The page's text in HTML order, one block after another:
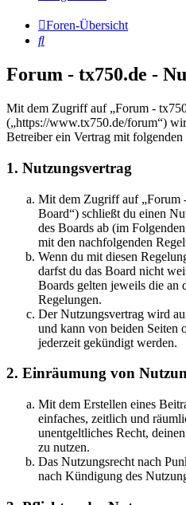
Foren-Übersicht
Suche
Forum - tx750.de -
Mit dem Zugriff auf „Forum -
(„https://www.tx750.de/forum“)
Betreiber ein Vertrag mit folgenden
1. Nutzungsvertrag
Mit dem Zugriff auf „Forum
Board“) schließt du einen
des Boards ab (im
mit den nachfolgenden
Wenn du mit diesen
darfst du das Board nicht
Boards gelten jeweils die an
Regelungen.
Der Nutzungsvertrag wird
und kann von beiden Seiten
jederzeit gekündigt werden.
2. Einräumung von
Mit dem Erstellen eines
einfaches, zeitlich und
unentgeltliches Recht,
zu nutzen.
Das Nutzungsrecht nach
nach Kündigung des